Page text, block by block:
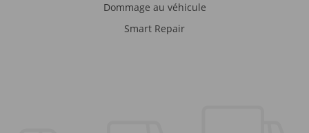
Dommage au véhicule
Smart Repair